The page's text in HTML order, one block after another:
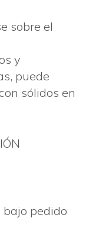
sobre el
y
puede
sólidos en
bajo pedido